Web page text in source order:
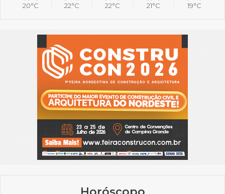
20°C
22°C
22°C
21°C
19°C